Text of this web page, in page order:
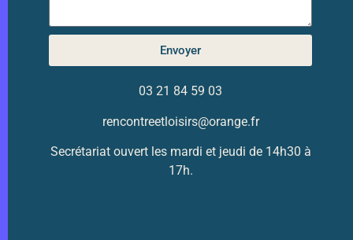
Envoyer
03 21 84 59 03
rencontreetloisirs@orange.fr
Secrétariat ouvert les mardi et jeudi de 14h30 à
17h.